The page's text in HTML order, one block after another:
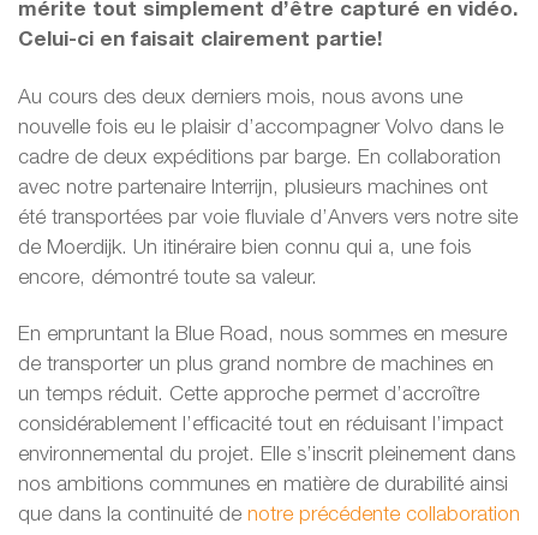
mérite tout simplement d’être capturé en vidéo.
Celui-ci en faisait clairement partie!
Au cours des deux derniers mois, nous avons une
nouvelle fois eu le plaisir d’accompagner Volvo dans le
cadre de deux expéditions par barge. En collaboration
avec notre partenaire Interrijn, plusieurs machines ont
été transportées par voie fluviale d’Anvers vers notre site
de Moerdijk. Un itinéraire bien connu qui a, une fois
encore, démontré toute sa valeur.
En empruntant la Blue Road, nous sommes en mesure
de transporter un plus grand nombre de machines en
un temps réduit. Cette approche permet d’accroître
considérablement l’efficacité tout en réduisant l’impact
environnemental du projet. Elle s’inscrit pleinement dans
nos ambitions communes en matière de durabilité ainsi
que dans la continuité de notre précédente collaboration